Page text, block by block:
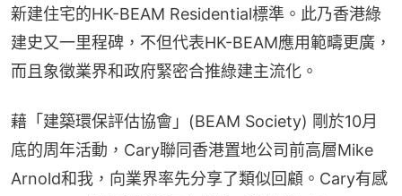
新建住宅的HK-BEAM Residential標準。此乃香港綠
建史又一里程碑，不但代表HK-BEAM應用範疇更廣，
而且象徵業界和政府緊密合推綠建主流化。
藉「建築環保評估協會」(BEAM Society) 剛於10月
底的周年活動，Cary聯同香港置地公司前高層Mike
Arnold和我，向業界率先分享了類似回顧。Cary有感